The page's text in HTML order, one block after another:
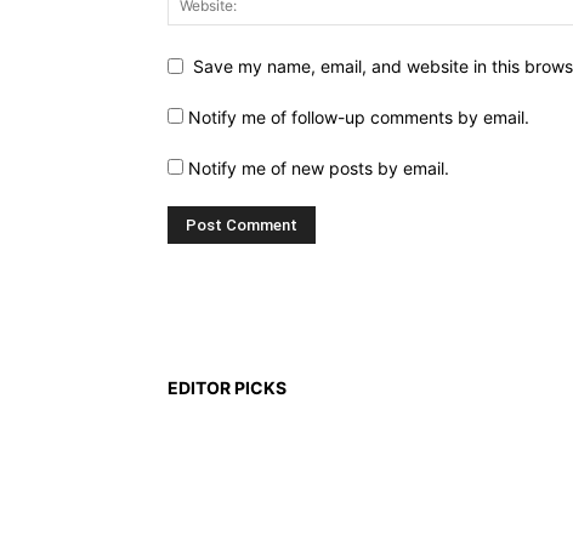
Save my name, email, and website in this
Notify me of follow-up comments by email.
Notify me of new posts by email.
EDITOR PICKS